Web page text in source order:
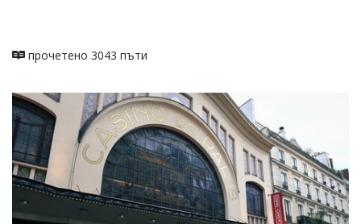
прочетено 3043 пъти